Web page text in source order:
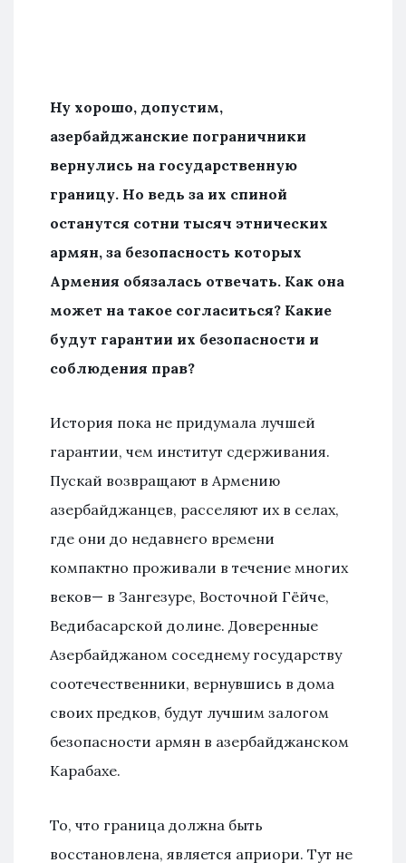
Ну хорошо, допустим,
азербайджанские пограничники
вернулись на государственную
границу. Но ведь за их спиной
останутся сотни тысяч этнических
армян, за безопасность которых
Армения обязалась отвечать. Как она
может на такое согласиться? Какие
будут гарантии их безопасности и
соблюдения прав?
История пока не придумала лучшей
гарантии, чем институт сдерживания.
Пускай возвращают в Армению
азербайджанцев, расселяют их в селах,
где они до недавнего времени
компактно проживали в течение многих
веков— в Зангезуре, Восточной Гёйче,
Ведибасарской долине. Доверенные
Азербайджаном соседнему государству
соотечественники, вернувшись в дома
своих предков, будут лучшим залогом
безопасности армян в азербайджанском
Карабахе.
То, что граница должна быть
восстановлена, является априори. Тут не